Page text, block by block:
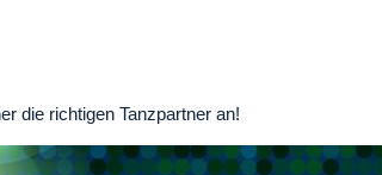
die richtigen Tanzpartner an!